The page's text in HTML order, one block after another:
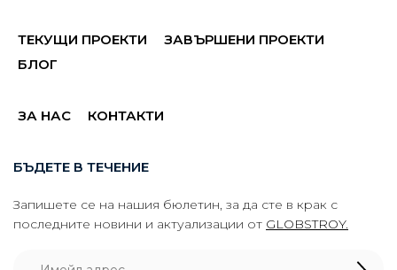
ТЕКУЩИ ПРОЕКТИ
ЗАВЪРШЕНИ ПРОЕКТИ
БЛОГ
ЗА НАС КОНТАКТИ
БЪДЕТЕ В ТЕЧЕНИЕ
Запишете се на нашия бюлетин, за да сте в крак с
последните новини и актуализации от GLOBSTROY.